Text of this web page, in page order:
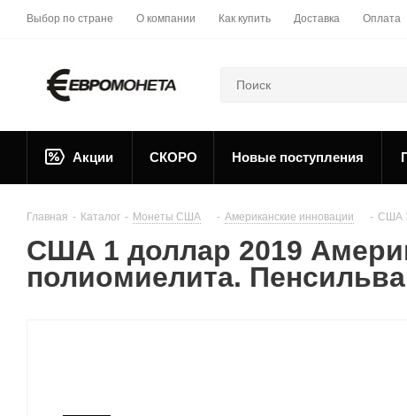
Выбор по стране О компании Как купить Доставка Оплата
Акции СКОРО Новые поступления
Главная - Каталог - Монеты США - Американские инновации - США
США 1 доллар 2019
полиомиелита.